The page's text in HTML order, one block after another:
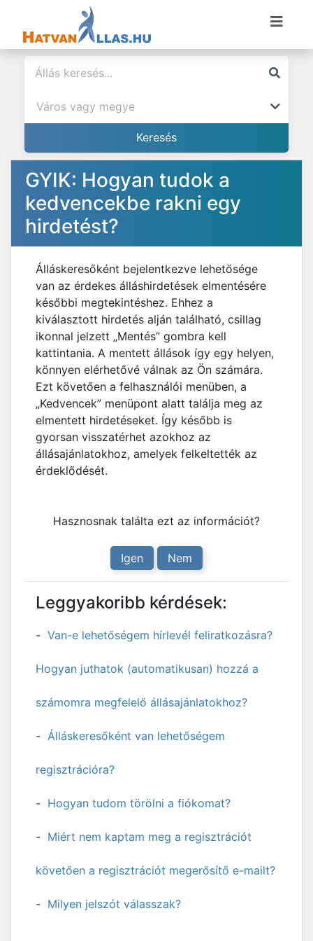
GYIK: Hogyan tudok a
kedvencekbe rakni egy
hirdetést?
Álláskeresőként bejelentkezve lehetősége
van az érdekes álláshirdetések elmentésére
későbbi megtekintéshez. Ehhez a
kiválasztott hirdetés alján található, csillag
ikonnal jelzett „Mentés” gombra kell
kattintania. A mentett állások így egy helyen,
könnyen elérhetővé válnak az Ön számára.
Ezt követően a felhasználói menüben, a
„Kedvencek” menüpont alatt találja meg az
elmentett hirdetéseket. Így később is
gyorsan visszatérhet azokhoz az
állásajánlatokhoz, amelyek felkeltették az
érdeklődését.
Hasznosnak találta ezt az információt?
Igen Nem
Leggyakoribb kérdések:
Van-e lehetőségem hírlevél feliratkozásra?
Hogyan juthatok (automatikusan) hozzá a
számomra megfelelő állásajánlatokhoz?
Álláskeresőként van lehetőségem
regisztrációra?
Hogyan tudom törölni a fiókomat?
Miért nem kaptam meg a regisztrációt
követően a regisztrációt megerősítő e-mailt?
Milyen jelszót válasszak?